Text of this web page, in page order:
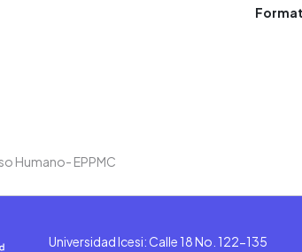
Humano- EPPMC
Universidad Icesi: Calle 18 No. 122-135